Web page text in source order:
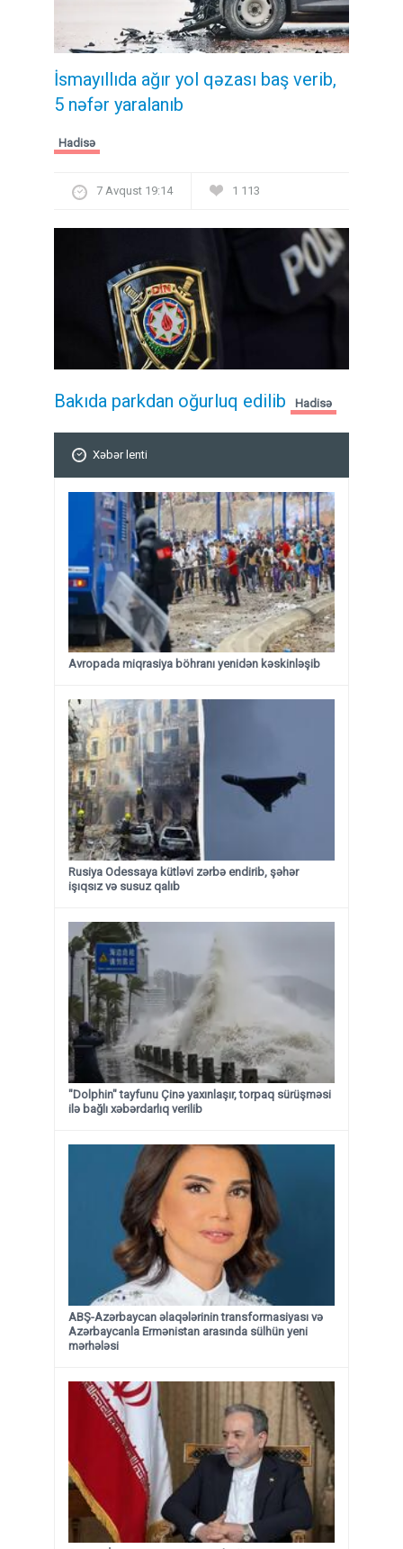
İsmayıllıda ağır yol qəzası baş verib,
5 nəfər yaralanıb
Hadisə
7 Avqust 19:14 1 113
Bakıda parkdan oğurluq edilib Hadisə
Xəbər lenti
Avropada miqrasiya böhranı yenidən kəskinləşib
Rusiya Odessaya kütləvi zərbə endirib, şəhər
işıqsız və susuz qalıb
"Dolphin" tayfunu Çinə yaxınlaşır, torpaq sürüşməsi
ilə bağlı xəbərdarlıq verilib
ABŞ-Azərbaycan əlaqələrinin transformasiyası və
Azərbaycanla Ermənistan arasında sülhün yeni
mərhələsi